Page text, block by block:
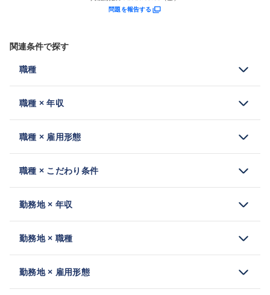
問題を報告する
関連条件で探す
職種
職種 × 年収
職種 × 雇用形態
職種 × こだわり条件
勤務地 × 年収
勤務地 × 職種
勤務地 × 雇用形態